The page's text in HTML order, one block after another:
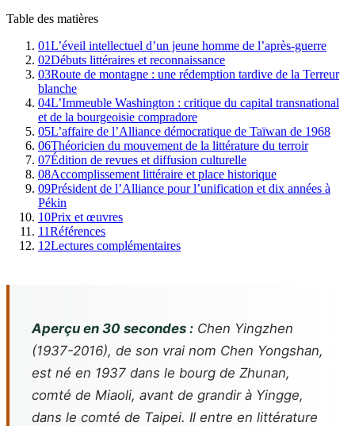
Table des matières
01L’éveil intellectuel d’un jeune homme de l’après-guerre
02Débuts littéraires et reconnaissance
03Route de montagne : une rédemption tardive de la Terreur
blanche
04L’Immeuble Washington : critique du capital transnational
et de la bourgeoisie compradore
05L’affaire de l’Alliance démocratique de Taïwan de 1968
06Théoricien du mouvement de la littérature du terroir
07Édition de revues et diffusion culturelle
08Accomplissement littéraire et place historique
09Président de l’Alliance pour l’unification et dix années à
Pékin
10Prix et œuvres
11Références
12Lectures complémentaires
Aperçu en 30 secondes : Chen Yingzhen
(1937-2016), de son vrai nom Chen Yongshan,
est né en 1937 dans le bourg de Zhunan,
comté de Miaoli, avant de grandir à Yingge,
dans le comté de Taipei. Il entre en littérature